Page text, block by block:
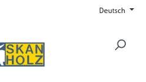
Deutsch